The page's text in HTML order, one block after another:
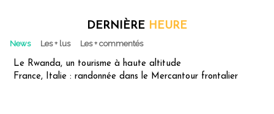
DERNIÈRE HEURE
News Les + lus Les + commentés
Le Rwanda, un tourisme à haute altitude
France, Italie : randonnée dans le Mercantour frontalier